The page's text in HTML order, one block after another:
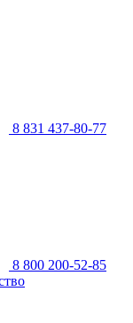
8 831 437-80-77
8 800 200-52-85